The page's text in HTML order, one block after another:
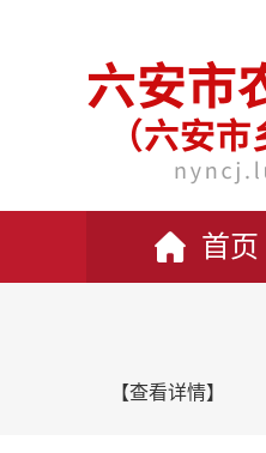
首页
【查看详情】